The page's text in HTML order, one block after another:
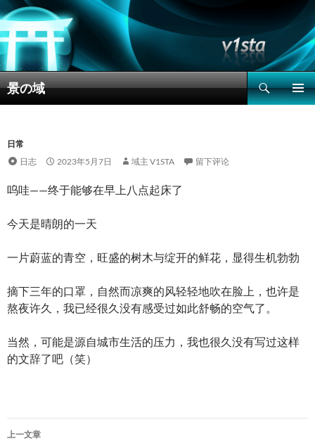
景の域
搜
索
文
日常
日志
2023年5月7日 域主 V1STA 留下评论
呜哇——终于能够在早上八点起床了
今天是晴朗的一天
一片蔚蓝的青空，旺盛的树木与绽开的鲜花，显得生机勃勃
摘下三年的口罩，自然而凉爽的风轻轻地吹在脸上，也许是
熬夜许久，我已经很久没有感受过如此舒畅的空气了。
当然，可能是源自城市生活的压力，我也很久没有写过这样
的文辞了吧（笑）
文
上一文章